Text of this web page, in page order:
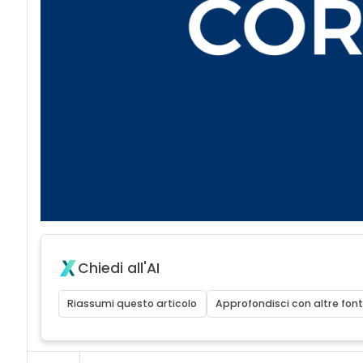
Chiedi all'AI
Riassumi questo articolo Approfondisci con altre